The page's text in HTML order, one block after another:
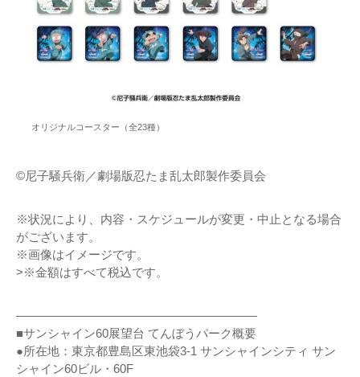
オリジナルコースター（全23種）
©尼子騒兵衛／劇場版忍たま乱太郎製作委員会
※状況により、内容・スケジュールが変更・中止となる場合
がございます。
※画像はイメージです。
>※金額はすべて税込です。
————————————————————
■サンシャイン60展望台 てんぼうパーク概要
●所在地：東京都豊島区東池袋3-1 サンシャインシティ サン
シャイン60ビル・60F